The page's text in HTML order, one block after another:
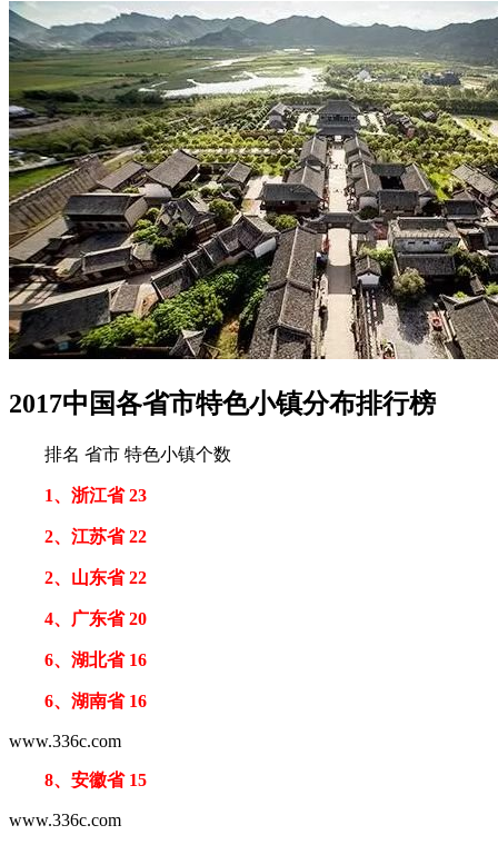
2017中国各省市特色小镇分布排行榜
排名 省市 特色小镇个数
1、浙江省 23
2、江苏省 22
2、山东省 22
4、广东省 20
6、湖北省 16
6、湖南省 16
www.336c.com
8、安徽省 15
www.336c.com